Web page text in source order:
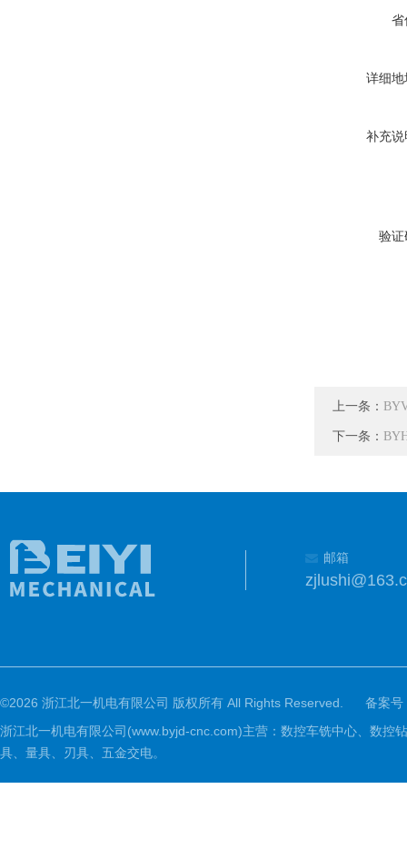
省
详细
补充
验
上一条：
下一条：
邮箱
©2026 浙江北一机电有限公司 版权所有 All Rights Reserved.
备案号
浙江北一机电有限公司(www.byjd-cnc.com)主营：数控车铣中心、数控
具、量具、刃具、五金交电。